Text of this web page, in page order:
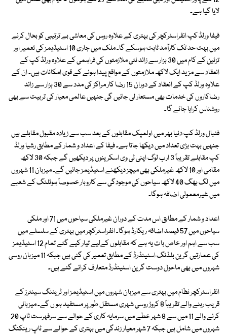
لایا گیا ہے۔
فیفا ورلڈ کپ انفراسٹرکچر کی بہتری کے علاوہ روس کی معاشی بے ترتیبی کو بحال کرنے
میں بہت حد تک کارآمد ثابت ہوسکے گا۔ ملک میں جاری 10 اسٹیڈیمز کی تعمیر اور
تزئین کے کام میں 30 ہزار سے زائد نئی ملازمتوں کی فراہمی کے علاوہ ورلڈ کپ کے
انعقاد سے مزید ایک لاکھ ملازمتوں کے مواقع پیدا ہونے کے قوی امکانات ہیں۔ ان کے
علاوہ ورلڈ کپ کے انعقاد کے دوران 15 رضا کار مراکز کی مدد سے 30 ہزار سے زائد
رضاکاروں کی خدمات بھی مستعار لی جائیں گی جنہیں عالمی معیار کی تربیت سے بھی
روشناس کرایا جائے گا۔
فٹبال ورلڈ کپ دنیا بھر میں اولمپک مقابلوں کے بعد سب سے زیادہ مقبول مقابلے ہیں
جنہیں بہت بڑی تعداد میں دیکھا جاتا ہے۔ فیفا کے اعداد و شمار کے مطابق رشیا ورلڈ
کپ مقابلے تقریباً 3 ارب لوگ اپنی ٹی وی اسکرینوں پر دیکھیں گے جبکہ 30 لاکھ
مقامی اور 10 لاکھ غیرملکی بھی میچز دیکھنے اسٹیڈیمز جائیں گے۔ میزبان 11 شہروں
میں لگ بھگ 40 لاکھ سیاحوں کی موجودگی سے کاروبار خصوصاً ہوٹلنگ کے شعبے
میں غیرمعمولی اضافہ ہوگا۔
اعداد و شمار کے مطابق اس مدت کے دوران غیرملکی سیاحوں میں 71 اور ملکی
سیاحوں میں 57 فیصد اضافہ ریکارڈ ہوگا۔ انفراسٹرکچر میں بہتری کے سلسلے میں
سب سے اہم اور خاص بات یہ ہے کہ مقابلوں کےلیے تیار کیے گئے تمام 12 اسٹیڈیمز
کی عمارتیں گرین بلڈنگ اسٹینڈرڈ کے مطابق تعمیر کی گئی ہیں جبکہ 11 میزبان روسی
شہروں میں بھی ماحول دوست گرین اسٹینڈرڈ متعارف کرائے گئے ہیں۔
انفراسٹرکچر نظام میں بہتری سے میزبان شہروں میں اسٹیڈیمز اور ٹریننگ سینٹرز کے
قریب رہنے والے تقریباً 8 کروڑ روسی شہری مستقل طور پر مستفید ہو ں گے۔ میزبانی
کرنے والے 11 میں سے 8 شہر خطے میں سرمایہ کاری کے حوالے سے سرفہرست ٹاپ 20
شہروں میں شامل ہیں جبکہ 7 شہر معیار زندگی میں بہتری کے حوالے سے ٹاپ رینکنگ